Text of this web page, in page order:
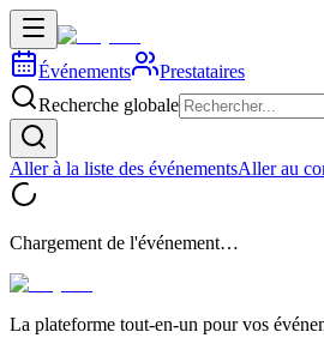
Événements
Prestataires
Recherche globale
Aller à la liste des événementsAller au
Chargement de l'événement…
La plateforme tout-en-un pour vos